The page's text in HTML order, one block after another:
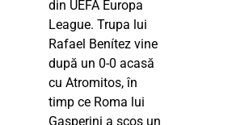
din UEFA Europa
League. Trupa lui
Rafael Benítez vine
după un 0-0 acasă
cu Atromitos, în
timp ce Roma lui
Gasperini a scos un